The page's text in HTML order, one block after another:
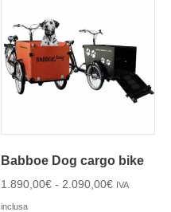
Babboe Dog cargo bike
1.890,00€ - 2.090,00€ IVA
inclusa